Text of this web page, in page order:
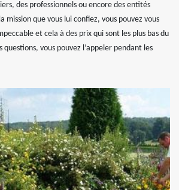
des professionnels ou encore des entités
mission que vous lui confiez, vous pouvez vous
et cela à des prix qui sont les plus bas du
questions, vous pouvez l’appeler pendant les